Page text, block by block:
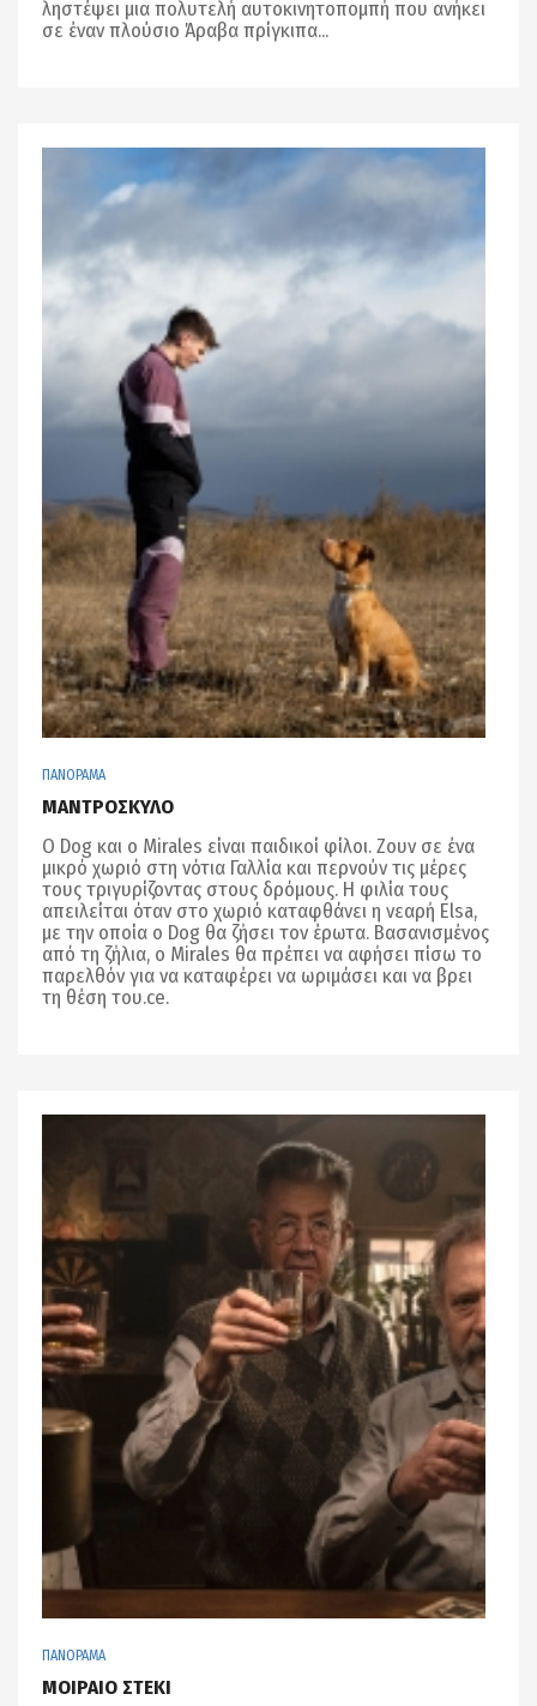
ληστέψει μια πολυτελή αυτοκινητοπομπή που ανήκει
σε έναν πλούσιο Άραβα πρίγκιπα...
ΠΑΝΟΡΑΜΑ
ΜΑΝΤΡΟΣΚΥΛΟ
Ο Dog και ο Mirales είναι παιδικοί φίλοι. Ζουν σε ένα
μικρό χωριό στη νότια Γαλλία και περνούν τις μέρες
τους τριγυρίζοντας στους δρόμους. Η φιλία τους
απειλείται όταν στο χωριό καταφθάνει η νεαρή Elsa,
με την οποία ο Dog θα ζήσει τον έρωτα. Βασανισμένος
από τη ζήλια, ο Mirales θα πρέπει να αφήσει πίσω το
παρελθόν για να καταφέρει να ωριμάσει και να βρει
τη θέση του.ce.
ΠΑΝΟΡΑΜΑ
ΜΟΙΡΑΙΟ ΣΤΕΚΙ